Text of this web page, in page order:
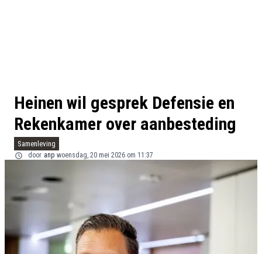
Heinen wil gesprek Defensie en
Rekenkamer over aanbesteding
Samenleving
door anp woensdag, 20 mei 2026 om 11:37